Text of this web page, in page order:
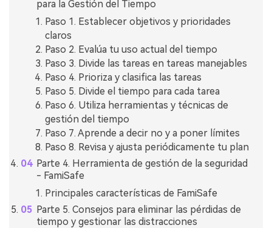
para la Gestión del Tiempo
Paso 1. Establecer objetivos y prioridades
claros
Paso 2. Evalúa tu uso actual del tiempo
Paso 3. Divide las tareas en tareas manejables
Paso 4. Prioriza y clasifica las tareas
Paso 5. Divide el tiempo para cada tarea
Paso 6. Utiliza herramientas y técnicas de
gestión del tiempo
Paso 7. Aprende a decir no y a poner límites
Paso 8. Revisa y ajusta periódicamente tu plan
Parte 4. Herramienta de gestión de la seguridad
- FamiSafe
Principales características de FamiSafe
Parte 5. Consejos para eliminar las pérdidas de
tiempo y gestionar las distracciones